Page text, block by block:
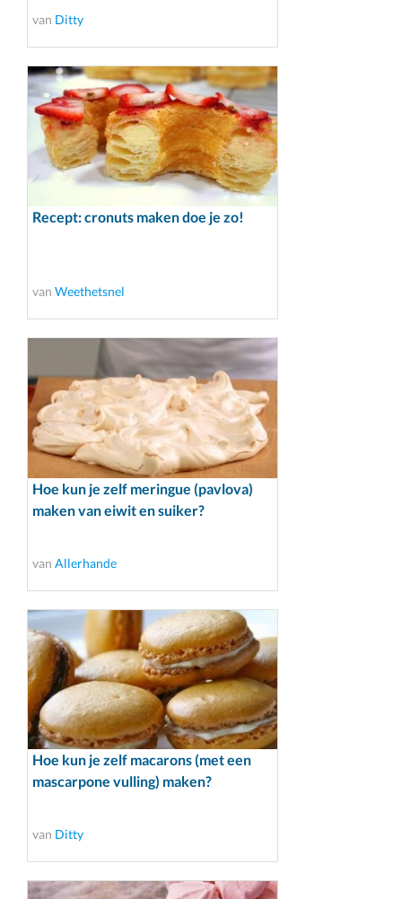
van Ditty
Recept: cronuts maken doe je zo!
van Weethetsnel
Hoe kun je zelf meringue (pavlova)
maken van eiwit en suiker?
van Allerhande
Hoe kun je zelf macarons (met een
mascarpone vulling) maken?
van Ditty